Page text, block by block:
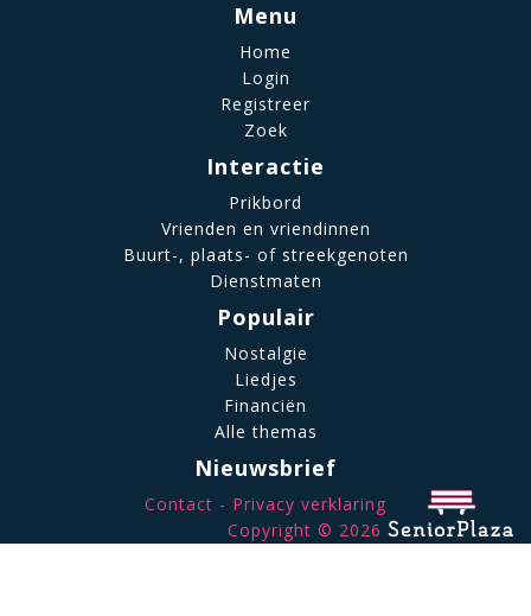
Menu
Home
Login
Registreer
Zoek
Interactie
Prikbord
Vrienden en vriendinnen
Buurt-, plaats- of streekgenoten
Dienstmaten
Populair
Nostalgie
Liedjes
Financiën
Alle themas
Nieuwsbrief
Contact
Privacy verklaring
Copyright © 2026